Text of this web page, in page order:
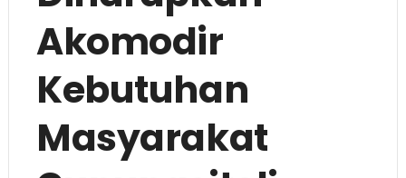
Akomodir
Kebutuhan
Masyarakat